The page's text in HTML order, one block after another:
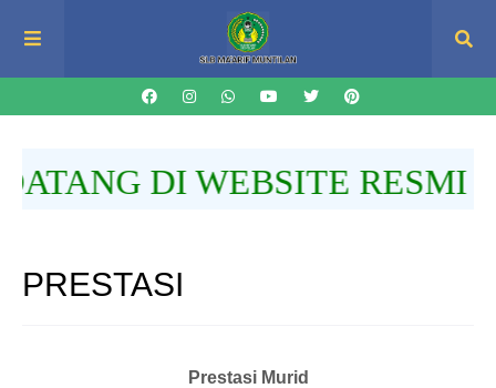
DI WEBSITE RESMI
PRESTASI
Prestasi Murid